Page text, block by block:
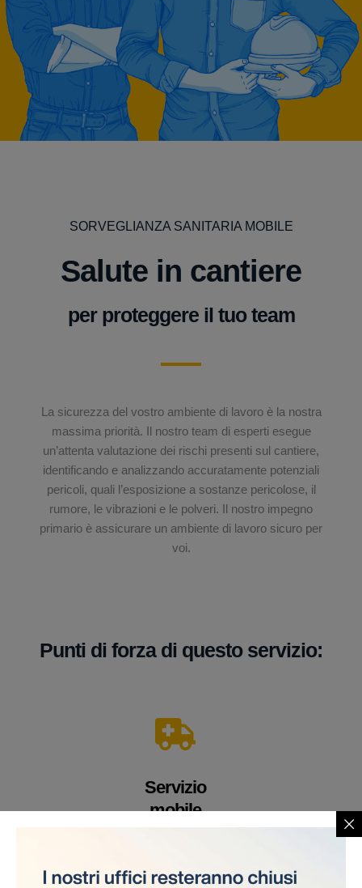
SORVEGLIANZA SANITARIA MOBILE
Salute in cantiere
per proteggere il tuo team
La sicurezza del vostro ambiente di lavoro è la nostra
massima priorità. Il nostro team di esperti esegue
un’attenta valutazione dei rischi presenti sul cantiere,
identificando e analizzando accuratamente potenziali
pericoli, quali l’esposizione a sostanze pericolose, il
rumore, le vibrazioni e le polveri. Il nostro impegno
primario è assicurare un ambiente di lavoro sicuro per
voi.
Punti di forza di questo servizio:
Servizio
mobile
nostri servizi direttamente sul cantiere, eliminando la